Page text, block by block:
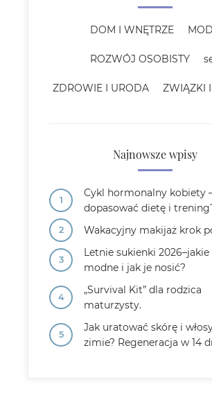
DOM I WNĘTRZE
ROZWÓJ OSOBISTY
ZDROWIE I URODA ZWIĄZKI
Najnowsze wpisy
Cykl hormonalny kobiety
dopasować dietę i
Wakacyjny makijaż krok
Letnie sukienki 2026–jakie
modne i jak je nosić?
„Survival Kit” dla rodzica
maturzysty.
Jak uratować skórę i
zimie? Regeneracja w 14